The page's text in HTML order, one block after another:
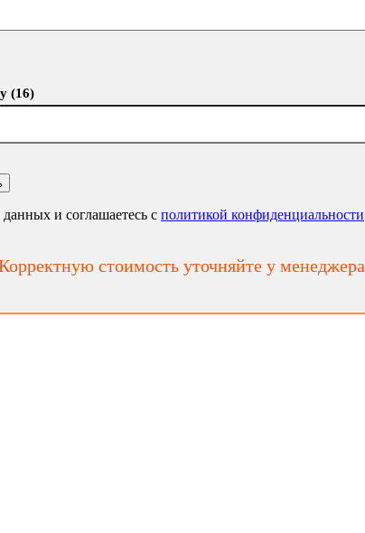
(16)
и соглашаетесь c политикой конфиденциальности
стоимость уточняйте у менеджера